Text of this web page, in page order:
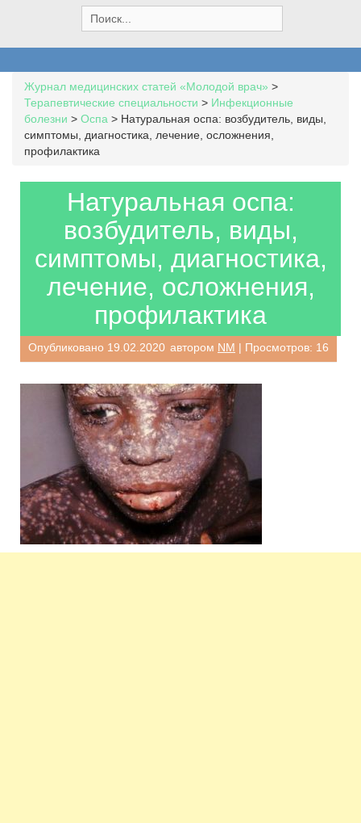
e
a
h
f
o
r
:
Журнал медицинских статей «Молодой врач» >
Терапевтические специальности > Инфекционные
болезни > Оспа > Натуральная оспа: возбудитель, виды,
симптомы, диагностика, лечение, осложнения,
профилактика
Натуральная оспа:
возбудитель, виды,
симптомы, диагностика,
лечение, осложнения,
профилактика
Опубликовано 19.02.2020 автором NM | Просмотров: 16